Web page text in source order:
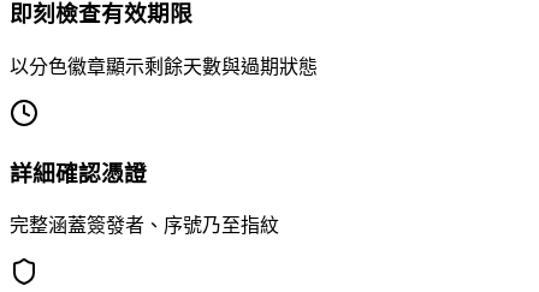
即刻檢查有效期限
以分色徽章顯示剩餘天數與過期狀態
詳細確認憑證
完整涵蓋簽發者、序號乃至指紋